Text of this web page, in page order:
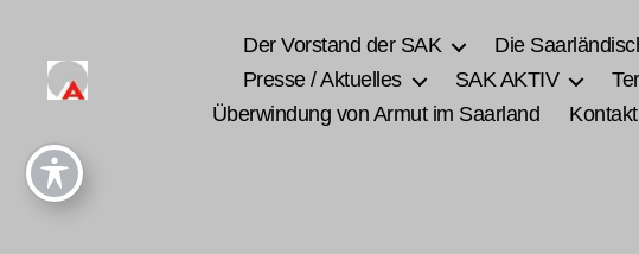
Der Vorstand der SAK Die
Presse / Aktuelles
SAK AKTIV
Überwindung von Armut im Saarland